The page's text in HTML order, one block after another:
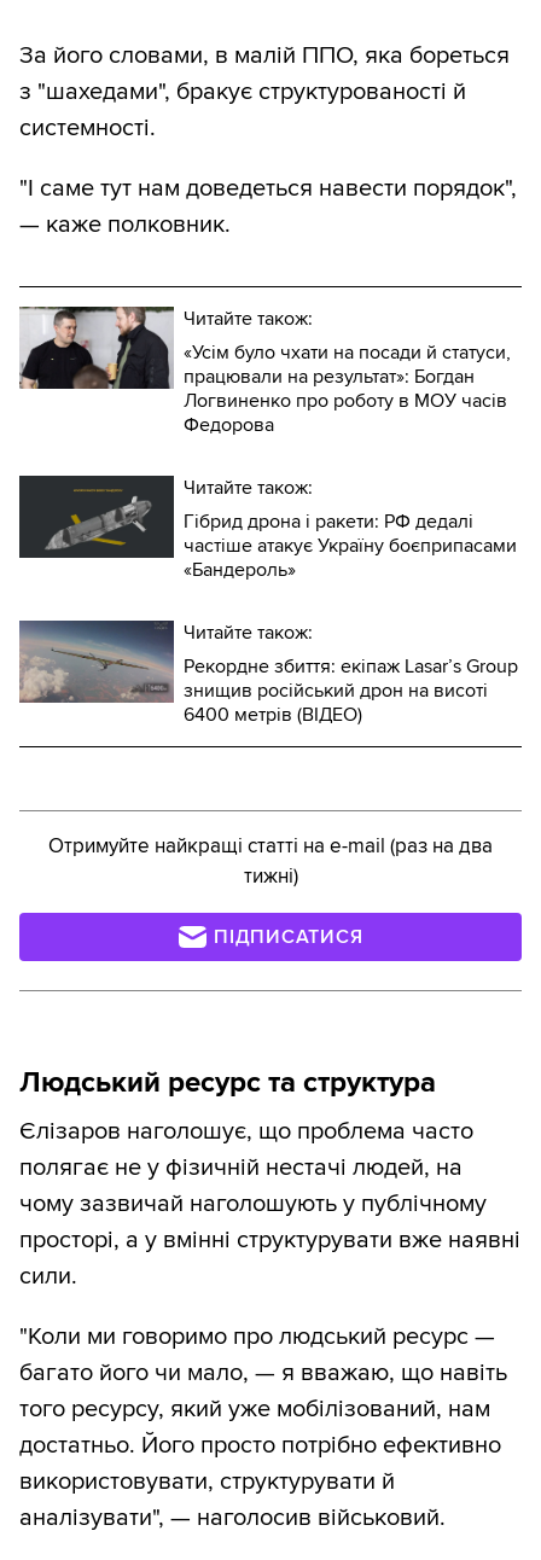
За його словами, в малій ППО, яка бореться
з "шахедами", бракує структурованості й
системності.
"І саме тут нам доведеться навести порядок",
— каже полковник.
Читайте також:
«Усім було чхати на посади й статуси,
працювали на результат»: Богдан
Логвиненко про роботу в МОУ часів
Федорова
Читайте також:
Гібрид дрона і ракети: РФ дедалі
частіше атакує Україну боєприпасами
«Бандероль»
Читайте також:
Рекордне збиття: екіпаж Lasar’s Group
знищив російський дрон на висоті
6400 метрів (ВІДЕО)
Отримуйте найкращі статті на e-mail (раз на два
тижні)
ПІДПИСАТИСЯ
Людський ресурс та структура
Єлізаров наголошує, що проблема часто
полягає не у фізичній нестачі людей, на
чому зазвичай наголошують у публічному
просторі, а у вмінні структурувати вже наявні
сили.
"Коли ми говоримо про людський ресурс —
багато його чи мало, — я вважаю, що навіть
того ресурсу, який уже мобілізований, нам
достатньо. Його просто потрібно ефективно
використовувати, структурувати й
аналізувати", — наголосив військовий.